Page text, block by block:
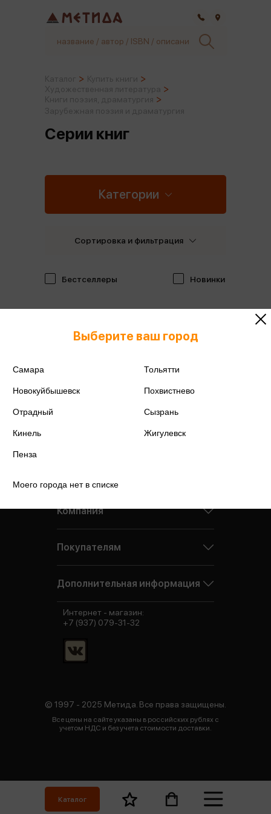
Каталог
Серии книг
Категории
Бестселлеры Новинки
Сортировка и фильтрация
Выберите ваш город
Самара Тольятти
Новокуйбышевск Похвистнево
Отрадный Сызрань
Кинель Жигулевск
Пенза
Моего города нет в списке
Компания
Покупателям
Дополнительная информация
© 1997 - 2025 Метида. Все права защищены.
Все цены на сайте указаны в российских рублях с
учетом НДС и без учета стоимости доставки.
Интернет - магазин:
+7 (937) 079-31-32